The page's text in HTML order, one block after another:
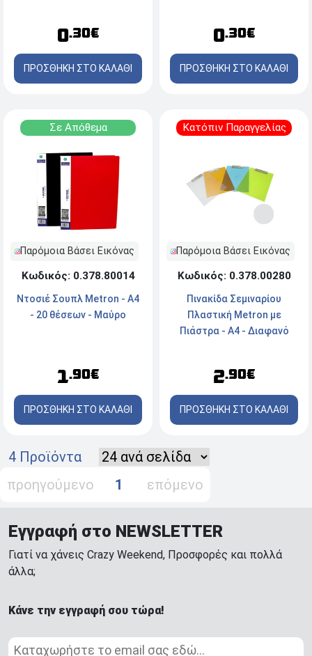
0.30€
ΠΡΟΣΘΗΚΗ ΣΤΟ ΚΑΛΑΘΙ
0.30€
ΠΡΟΣΘΗΚΗ ΣΤΟ ΚΑΛΑΘΙ
Σε Απόθεμα
Παρόμοια Βάσει Εικόνας
Κωδικός: 0.378.80014
Ντοσιέ Σουπλ Metron - Α4
- 20 θέσεων - Μαύρο
1.90€
ΠΡΟΣΘΗΚΗ ΣΤΟ ΚΑΛΑΘΙ
Κατόπιν Παραγγελίας
Παρόμοια Βάσει Εικόνας
Κωδικός: 0.378.00280
Πινακίδα Σεμιναρίου
Πλαστική Metron με
Πιάστρα - Α4 - Διαφανό
2.90€
ΠΡΟΣΘΗΚΗ ΣΤΟ ΚΑΛΑΘΙ
4 Προϊόντα
προηγούμενο
1 επόμενο
Εγγραφή στο NEWSLETTER
Γιατί να χάνεις Crazy Weekend, Προσφορές και πολλά
άλλα;
Κάνε την εγγραφή σου τώρα!